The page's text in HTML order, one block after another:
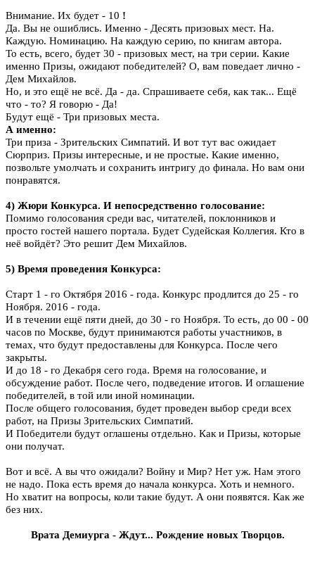
Внимание. Их будет - 10 !
Да. Вы не ошиблись. Именно - Десять призовых мест. На.
Каждую. Номинацию. На каждую серию, по книгам автора.
То есть, всего, будет 30 - призовых мест, на три серии. Какие
именно Призы, ожидают победителей? О, вам поведает лично -
Дем Михайлов.
Но, и это ещё не всё. Да - да. Спрашиваете себя, как так... Ещё
что - то? Я говорю - Да!
Будут ещё - Три призовых места.
А именно:
Три приза - Зрительских Симпатий. И вот тут вас ожидает
Сюрприз. Призы интересные, и не простые. Какие именно,
позвольте умолчать и сохранить интригу до финала. Но вам они
понравятся.
4) Жюри Конкурса. И непосредственно голосование:
Помимо голосования среди вас, читателей, поклонников и
просто гостей нашего портала. Будет Судейская Коллегия. Кто в
неё войдёт? Это решит Дем Михайлов.
5) Время проведения Конкурса:
Старт 1 - го Октября 2016 - года. Конкурс продлится до 25 - го
Ноября. 2016 - года.
И в течении ещё пяти дней, до 30 - го Ноября. То есть, до 00 - 00
часов по Москве, будут принимаются работы участников, в
темах, что будут предоставлены для Конкурса. После чего
закрыты.
И до 18 - го Декабря сего года. Время на голосование, и
обсуждение работ. После чего, подведение итогов. И оглашение
победителей, в той или иной номинации.
После общего голосования, будет проведен выбор среди всех
работ, на Призы Зрительских Симпатий.
И Победители будут оглашены отдельно. Как и Призы, которые
они получат.
Вот и всё. А вы что ожидали? Войну и Мир? Нет уж. Нам этого
не надо. Пока есть время до начала конкурса. Хоть и немного.
Но хватит на вопросы, коли такие будут. А они появятся. Как же
без них.
Врата Демиурга - Ждут... Рождение новых Творцов.